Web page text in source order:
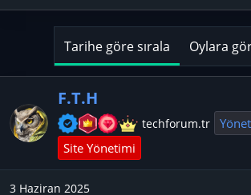
e
l
r
:
Tarihe göre sırala Oylara
F.T.H
techforum.tr
Site Yönetimi
3 Haziran 2025